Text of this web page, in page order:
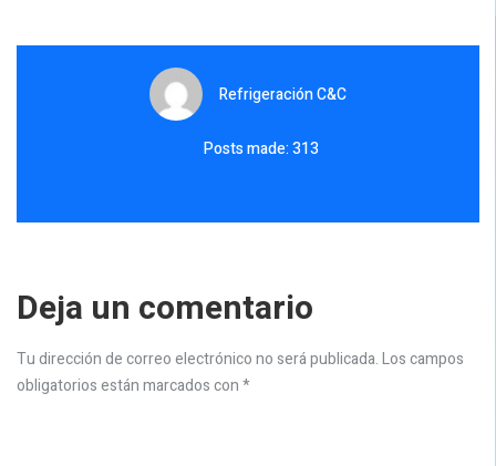
Refrigeración C&C
Posts made: 313
Deja un comentario
Tu dirección de correo electrónico no será publicada.Los campos
obligatorios están marcados con*